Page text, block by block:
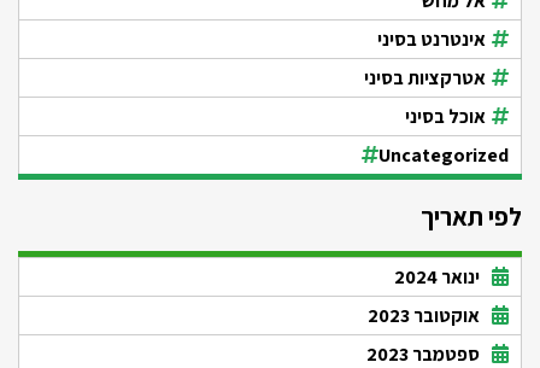
אינטרנט בסיני
אטרקציות בסיני
אוכל בסיני
Uncategorized
לפי תאריך
ינואר 2024
אוקטובר 2023
ספטמבר 2023